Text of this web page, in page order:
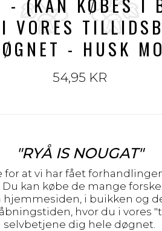
VORES
- HUSK
54,95 KR
"RYÅ IS NOUGAT"
at vi har fået
Du kan købe de mange
hjemmesiden, i buikken og
hvor du i vores
selvbetjene dig hele døgnet.